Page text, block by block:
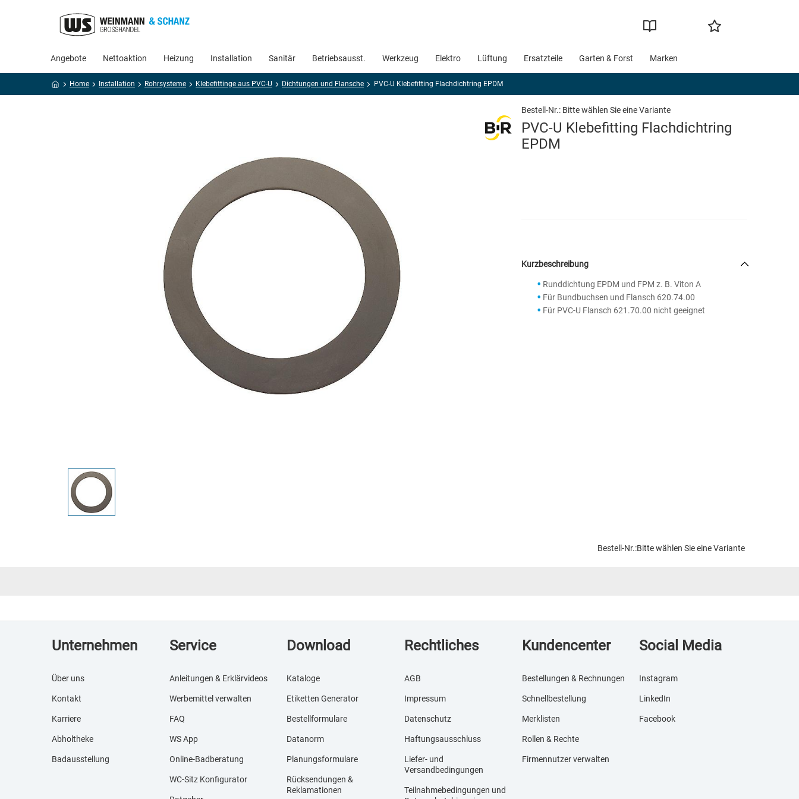
Angebote Nettoaktion Heizung Installation Sanitär Betriebsausst. Werkzeug Elektro Lüftung Ersatzteile Garten & Forst Marken
Home Installation Rohrsysteme Klebefittinge aus PVC-U Dichtungen und Flansche PVC-U Klebefitting Flachdichtring EPDM
Bestell-Nr.: Bitte wählen Sie eine Variante
PVC-U Klebefitting Flachdichtring
EPDM
Kurzbeschreibung
Runddichtung EPDM und FPM z. B. Viton A
Für Bundbuchsen und Flansch 620.74.00
Für PVC-U Flansch 621.70.00 nicht geeignet
Bestell-Nr.:Bitte wählen Sie eine Variante
Unternehmen
Über uns
Kontakt
Karriere
Abholtheke
Badausstellung
Service
Anleitungen & Erklärvideos
Werbemittel verwalten
FAQ
WS App
Online-Badberatung
WC-Sitz Konfigurator
Download
Kataloge
Etiketten Generator
Bestellformulare
Datanorm
Planungsformulare
Rücksendungen &
Reklamationen
Rechtliches
AGB
Impressum
Datenschutz
Haftungsausschluss
Liefer- und
Versandbedingungen
Teilnahmebedingungen und
Kundencenter
Bestellungen & Rechnungen
Schnellbestellung
Merklisten
Rollen & Rechte
Firmennutzer verwalten
Social Media
Instagram
LinkedIn
Facebook